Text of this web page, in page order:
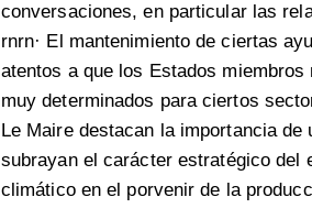
conversaciones, en particular las
rnrn· El mantenimiento de ciertas
atentos a que los Estados
muy determinados para ciertos
Le Maire destacan la importancia
subrayan el carácter estratégico del
climático en el porvenir de la